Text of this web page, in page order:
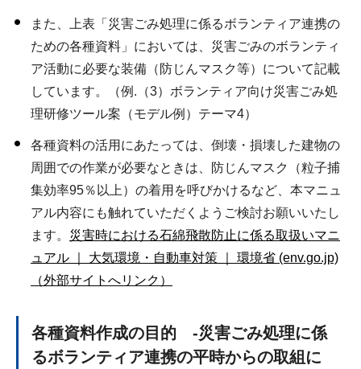
また、上表「災害ごみ処理に係るボランティア連携の
ための各種資料」においては、災害ごみのボランティ
ア活動に必要な装備（防じんマスク等）について記載
しています。（例.（3）ボランティア向け災害ごみ処
理研修ツール案（モデル例）テーマ4）
各種資料の活用にあたっては、倒壊・損壊した建物の
周囲での作業が必要なときは、防じんマスク（粒子捕
集効率95％以上）の着用を呼びかけるなど、本マニュ
アル内容にも触れていただくようご検討お願いいたし
ます。 災害時における石綿飛散防止に係る取扱いマニ
ュアル ｜ 大気環境・自動車対策 ｜ 環境省 (env.go.jp)
（外部サイトへリンク）
各種資料作成の目的 -災害ごみ処理に係
るボランティア連携の平時からの取組に